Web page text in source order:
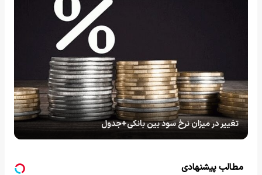
تغییر در میزان نرخ سود بین بانکی+جدول
مطالب پیشنهادی